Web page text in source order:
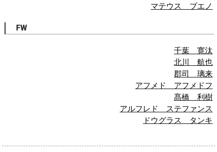
マテウス ブエノ
FW
千葉 寛汰
北川 航也
郡司 璃来
アフメド アフメドフ
髙橋 利樹
アルフレド ステファンス
ドウグラス タンキ